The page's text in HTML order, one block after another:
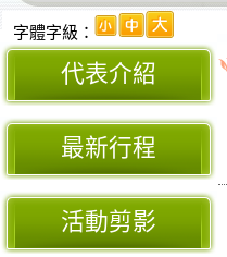
字體字級：
代表介紹
最新行程
活動剪影